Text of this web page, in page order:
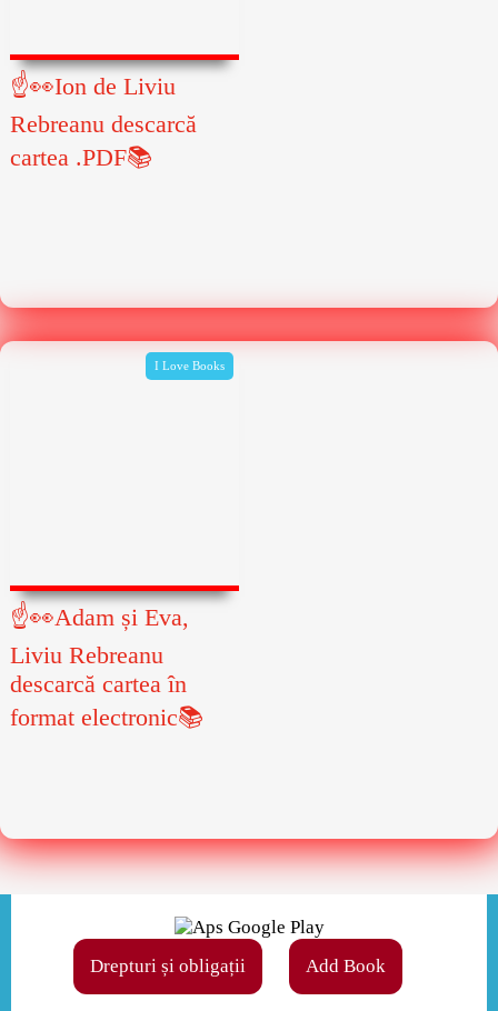
☝👀Ion de Liviu
Rebreanu descarcă
cartea .PDF📚
I Love Books
☝👀Adam și Eva,
Liviu Rebreanu
descarcă cartea în
format electronic📚
Drepturi și obligații Add Book